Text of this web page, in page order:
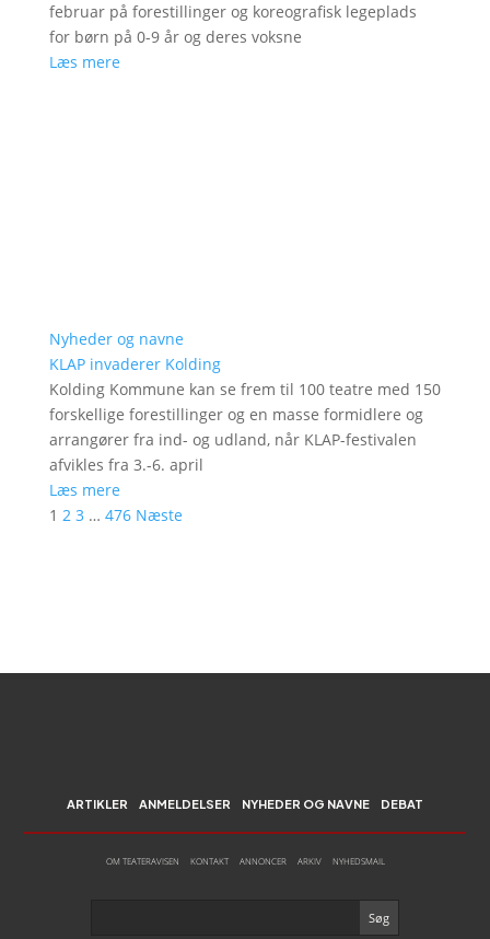
februar på forestillinger og koreografisk legeplads
for børn på 0-9 år og deres voksne
Læs mere
Nyheder og navne
KLAP invaderer Kolding
Kolding Kommune kan se frem til 100 teatre med 150
forskellige forestillinger og en masse formidlere og
arrangører fra ind- og udland, når KLAP-festivalen
afvikles fra 3.-6. april
Læs mere
1 2 3 … 476 Næste
ARTIKLER ANMELDELSER NYHEDER OG NAVNE DEBAT
OM TEATERAVISEN KONTAKT ANNONCER ARKIV NYHEDSMAIL